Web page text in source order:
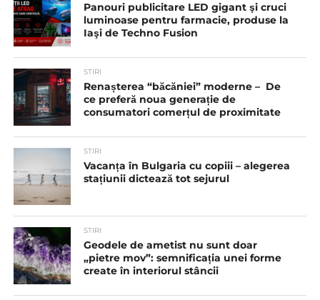
Panouri publicitare LED gigant şi cruci
luminoase pentru farmacie, produse la
Iaşi de Techno Fusion
STIRI
Renașterea “băcăniei” moderne – De
ce preferă noua generație de
consumatori comerțul de proximitate
STIRI
Vacanța în Bulgaria cu copiii – alegerea
stațiunii dictează tot sejurul
STIRI
Geodele de ametist nu sunt doar
„pietre mov”: semnificația unei forme
create în interiorul stâncii